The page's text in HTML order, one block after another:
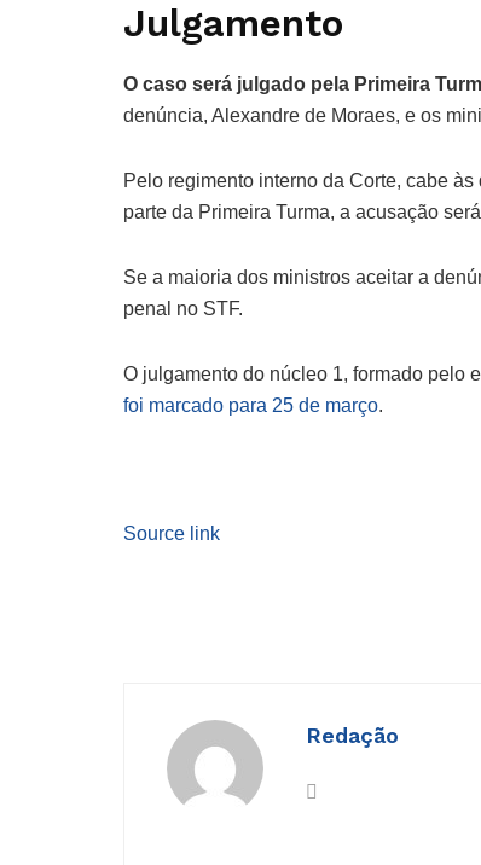
Julgamento
O caso será julgado pela Primeira
denúncia, Alexandre de Moraes, e os
Pelo regimento interno da Corte, cabe
parte da Primeira Turma, a acusação
Se a maioria dos ministros aceitar a
penal no STF.
O julgamento do núcleo 1, formado pelo
foi marcado para 25 de março.
Source link
Redação